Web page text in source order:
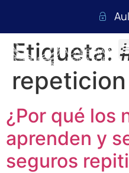
Etiqueta:
repeticion
¿Por qué los
aprenden y
seguros